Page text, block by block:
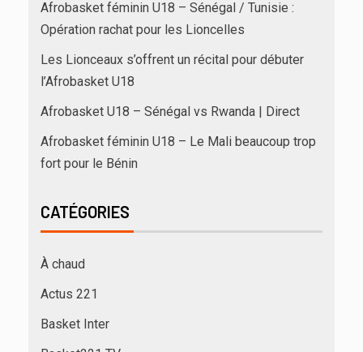
Afrobasket féminin U18 – Sénégal / Tunisie :
Opération rachat pour les Lioncelles
Les Lionceaux s’offrent un récital pour débuter
l’Afrobasket U18
Afrobasket U18 – Sénégal vs Rwanda | Direct
Afrobasket féminin U18 – Le Mali beaucoup trop
fort pour le Bénin
CATÉGORIES
À chaud
Actus 221
Basket Inter